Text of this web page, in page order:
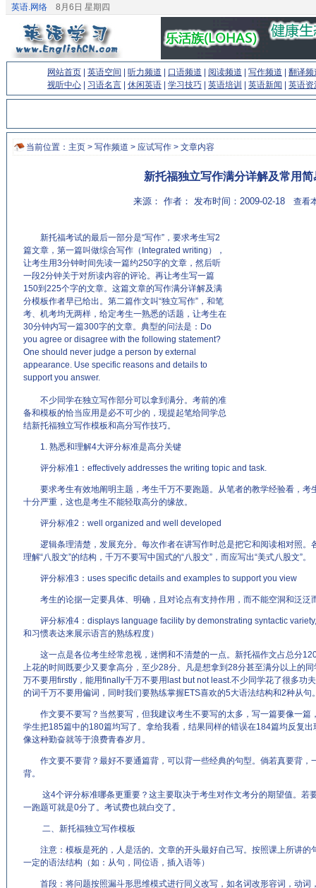
英语.网络 8月6日 星期四
网站首页 英语空间 听力频道 口语频道 阅读频道 写作频道
翻译频
视听中心
习语名言 休闲英语 学习技巧 英语培训 英语新闻 英语资
当前位置： 主页 > 写作频道 > 应试写作 > 文章内容
新托福独立写作满分详解及常用简
来源： 作者： 发布时间：2009-02-18 查看
新托福考试的最后一部分是“写作”，要求考生写2
篇文章，第一篇叫做综合写作（Integrated writing），
让考生用3分钟时间先读一篇约250字的文章，然后听
一段2分钟关于对所读内容的评论。再让考生写一篇
150到225个字的文章。这篇文章的写作满分详解及满
分模板作者早已给出。第二篇作文叫“独立写作”，和笔
考、机考均无两样，给定考生一熟悉的话题，让考生在
30分钟内写一篇300字的文章。典型的问法是：Do
you agree or disagree with the following statement?
One should never judge a person by external
appearance. Use specific reasons and details to
support you answer.
不少同学在独立写作部分可以拿到满分。考前的准
备和模板的恰当应用是必不可少的，现提起笔给同学总
结新托福独立写作模板和高分写作技巧。
1. 熟悉和理解4大评分标准是高分关键
评分标准1：effectively addresses the writing topic and task.
要求考生有效地阐明主题，考生千万不要跑题。从笔者的教学经验看，考
十分严重，这也是考生不能轻取高分的缘故。
评分标准2：well organized and well developed
逻辑条理清楚，发展充分。每次作者在讲写作时总是把它和阅读相对照。
理解“八股文”的结构，千万不要写中国式的“八股文”，而应写出“美式八股文”。
评分标准3：uses specific details and examples to support you view
考生的论据一定要具体、明确，且对论点有支持作用，而不能空洞和泛泛
评分标准4：displays language facility by demonstrating syntactic
和习惯表达来展示语言的熟练程度）
这一点是各位考生经常忽视，迷惘和不清楚的一点。新托福作文占总分
上花的时间既要少又要拿高分，至少28分。凡是想拿到28分甚至满分以上的
万不要用firstly，能用finally千万不要用last but not least.不少同学花了很多功
的词千万不要用偏词，同时我们要熟练掌握ETS喜欢的5大语法结构和2种从句
作文要不要写？当然要写，但我建议考生不要写的太多，写一篇要像一篇
学生把185篇中的180篇均写了。拿给我看，结果同样的错误在184篇均反复
像这种勤奋就等于浪费青春岁月。
作文要不要背？最好不要通篇背，可以背一些经典的句型。倘若真要背，
背。
这4个评分标准哪条更重要？这主要取决于考生对作文考分的期望值。若
一跑题可就是0分了。考试费也就白交了。
二、新托福独立写作模板
注意：模板是死的，人是活的。文章的开头最好自己写。按照课上所讲的
一定的语法结构（如：从句，同位语，插入语等）
首段：将问题按照漏斗形思维模式进行同义改写，如名词改形容词，动词